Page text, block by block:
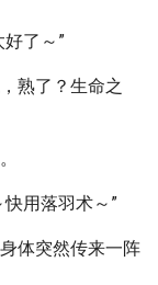
了～”
熟了？生命之
用落羽术～”
体突然传来一阵